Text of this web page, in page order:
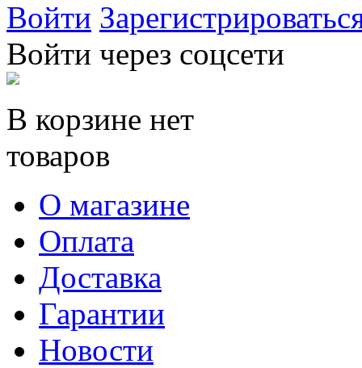
Войти
Войти через соцсети
В корзине нет
товаров
О магазине
Оплата
Доставка
Гарантии
Новости